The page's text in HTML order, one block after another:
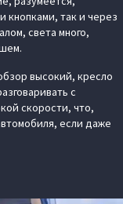
кнопками, так и через
света много,
высокий, кресло
с
скорости, что,
если даже